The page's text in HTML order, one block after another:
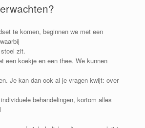
te komen, beginnen we met een
zit.
een koekje en een thee. We kunnen
Je kan dan ook al je vragen kwijt: over
behandelingen, kortom alles